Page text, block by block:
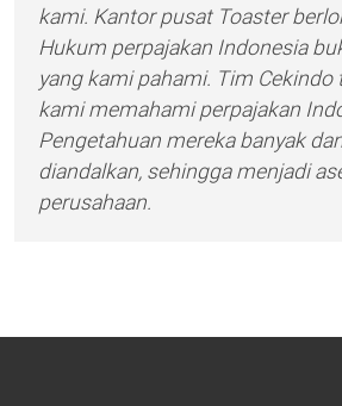
kami. Kantor pusat Toaster
Hukum perpajakan Indonesia
yang kami pahami. Tim
kami memahami perpajakan
Pengetahuan mereka banyak
diandalkan, sehingga menjadi
perusahaan.